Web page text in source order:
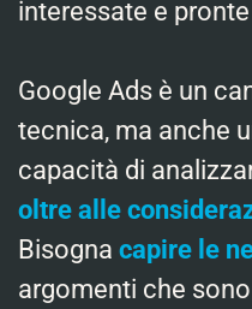
interessate e
Google Ads è un
tecnica, ma anche
capacità di
oltre alle
Bisogna capire le
argomenti che